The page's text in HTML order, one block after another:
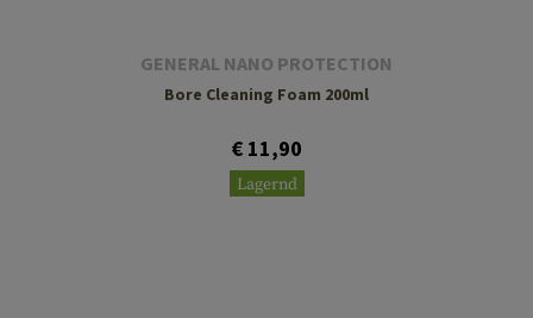
GENERAL NANO PROTECTION
Bore Cleaning Foam 200ml
€ 11,90
Lagernd